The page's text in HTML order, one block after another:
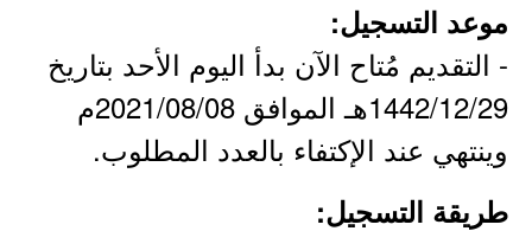
موعد التسجيل:
- التقديم مُتاح الآن بدأ اليوم الأحد بتاريخ
1442/12/29هـ الموافق 2021/08/08م
وينتهي عند الإكتفاء بالعدد المطلوب.
طريقة التسجيل: